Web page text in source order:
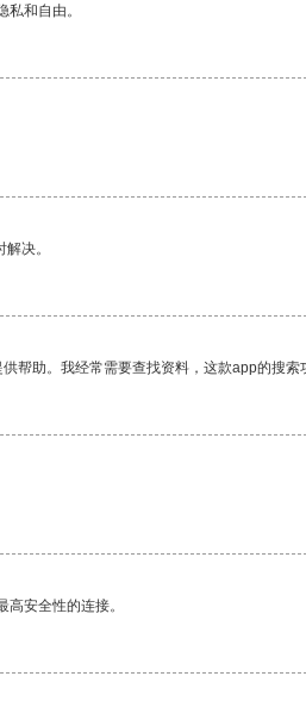
和自由。
决。
帮助。我经常需要查找资料，这款app的搜索
安全性的连接。